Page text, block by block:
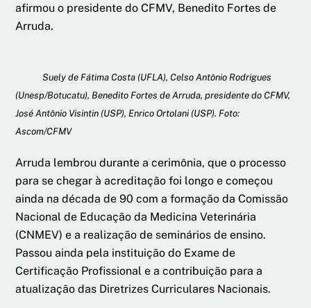
afirmou o presidente do CFMV, Benedito Fortes de
Arruda.
Suely de Fátima Costa (UFLA), Celso Antônio Rodrigues
(Unesp/Botucatu), Benedito Fortes de Arruda, presidente do CFMV,
José Antônio Visintin (USP), Enrico Ortolani (USP). Foto:
Ascom/CFMV
Arruda lembrou durante a cerimônia, que o processo
para se chegar à acreditação foi longo e começou
ainda na década de 90 com a formação da Comissão
Nacional de Educação da Medicina Veterinária
(CNMEV) e a realização de seminários de ensino.
Passou ainda pela instituição do Exame de
Certificação Profissional e a contribuição para a
atualização das Diretrizes Curriculares Nacionais.